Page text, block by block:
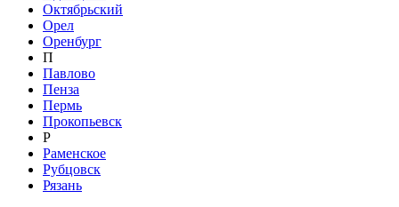
Октябрьский
Орел
Оренбург
П
Павлово
Пенза
Пермь
Прокопьевск
Р
Раменское
Рубцовск
Рязань